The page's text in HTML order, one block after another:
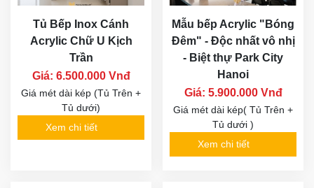
Tủ Bếp Inox Cánh
Acrylic Chữ U Kịch
Trần
Giá: 6.500.000 Vnđ
Giá mét dài kép (Tủ Trên +
Tủ dưới)
Xem chi tiết
Mẫu bếp Acrylic "Bóng
Đêm" - Độc nhất vô nhị
- Biệt thự Park City
Hanoi
Giá: 5.900.000 Vnđ
Giá mét dài kép( Tủ Trên +
Tủ dưới )
Xem chi tiết